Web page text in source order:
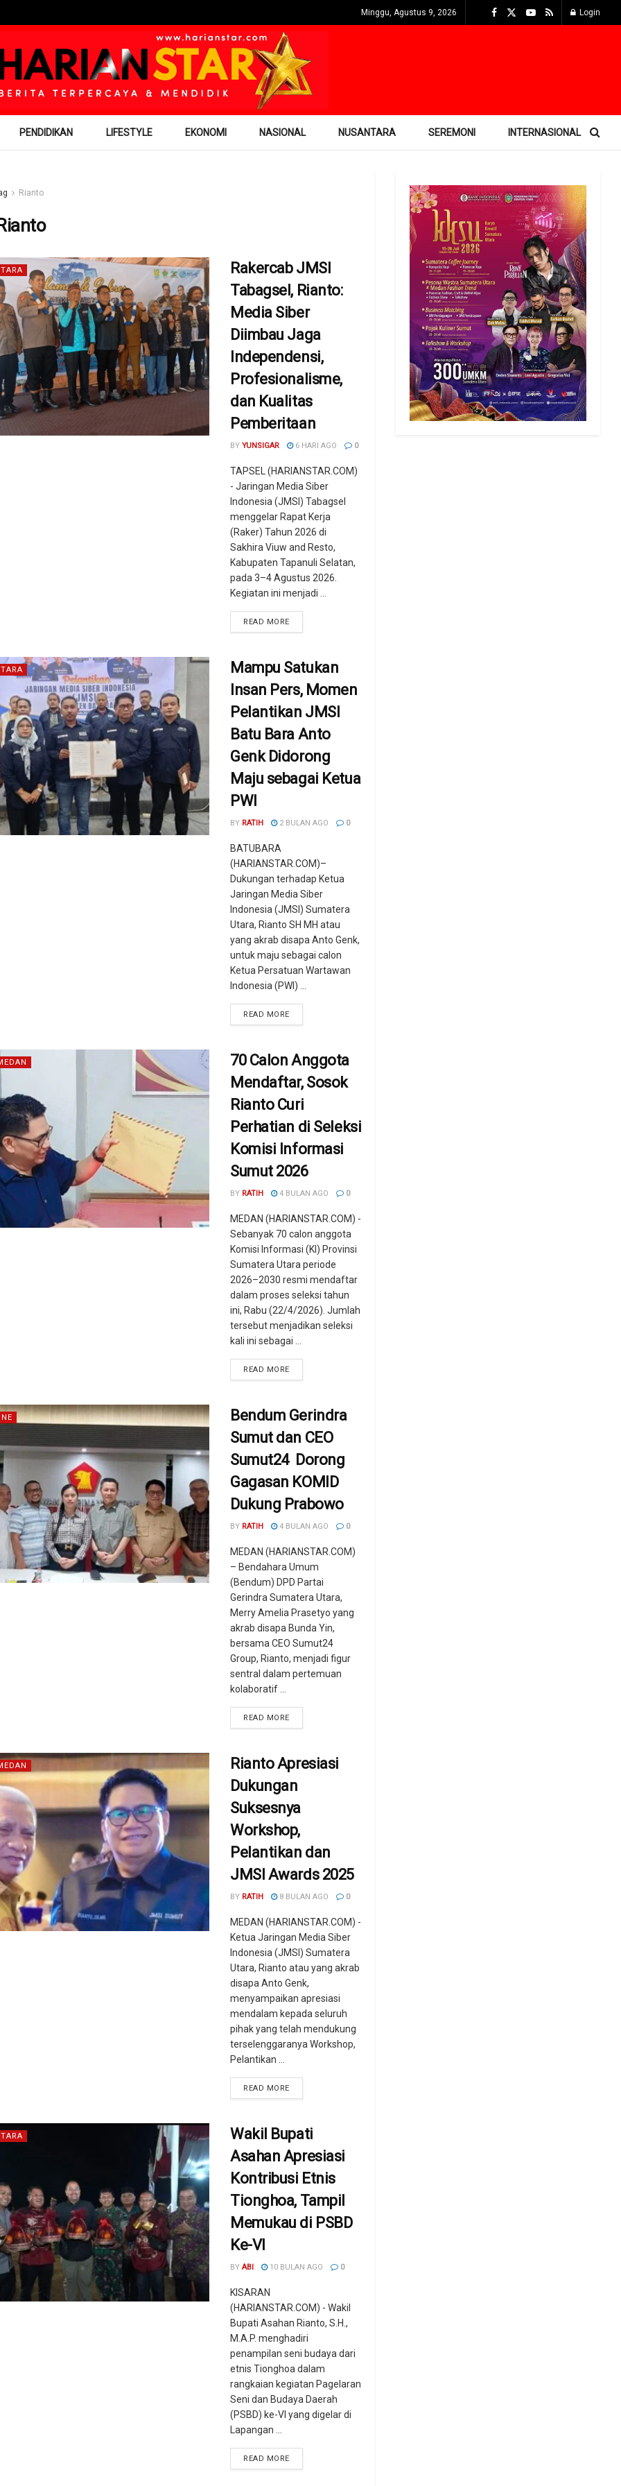
Minggu, Agustus 9, 2026 Login
PENDIDIKAN LIFESTYLE EKONOMI NASIONAL NUSANTARA SEREMONI INTERNASIONAL
Rianto
Rakercab JMSI
Tabagsel, Rianto:
Media Siber
Diimbau Jaga
Independensi,
Profesionalisme,
dan Kualitas
Pemberitaan
BY YUNSIGAR 6 HARI AGO 0
TAPSEL (HARIANSTAR.COM)
- Jaringan Media Siber
Indonesia (JMSI) Tabagsel
menggelar Rapat Kerja
(Raker) Tahun 2026 di
Sakhira Viuw and Resto,
Kabupaten Tapanuli Selatan,
pada 3–4 Agustus 2026.
Kegiatan ini menjadi ...
READ MORE
Mampu Satukan
Insan Pers, Momen
Pelantikan JMSI
Batu Bara Anto
Genk Didorong
Maju sebagai Ketua
PWI
BY RATIH 2 BULAN AGO 0
BATUBARA
(HARIANSTAR.COM)–
Dukungan terhadap Ketua
Jaringan Media Siber
Indonesia (JMSI) Sumatera
Utara, Rianto SH MH atau
yang akrab disapa Anto Genk,
untuk maju sebagai calon
Ketua Persatuan Wartawan
Indonesia (PWI) ...
READ MORE
70 Calon Anggota
Mendaftar, Sosok
Rianto Curi
Perhatian di Seleksi
Komisi Informasi
Sumut 2026
BY RATIH 4 BULAN AGO 0
MEDAN (HARIANSTAR.COM) -
Sebanyak 70 calon anggota
Komisi Informasi (KI) Provinsi
Sumatera Utara periode
2026–2030 resmi mendaftar
dalam proses seleksi tahun
ini, Rabu (22/4/2026). Jumlah
tersebut menjadikan seleksi
kali ini sebagai ...
READ MORE
Bendum Gerindra
Sumut dan CEO
Sumut24 Dorong
Gagasan KOMID
Dukung Prabowo
BY RATIH 4 BULAN AGO 0
MEDAN (HARIANSTAR.COM)
– Bendahara Umum
(Bendum) DPD Partai
Gerindra Sumatera Utara,
Merry Amelia Prasetyo yang
akrab disapa Bunda Yin,
bersama CEO Sumut24
Group, Rianto, menjadi figur
sentral dalam pertemuan
kolaboratif ...
READ MORE
Rianto Apresiasi
Dukungan
Suksesnya
Workshop,
Pelantikan dan
JMSI Awards 2025
BY RATIH 8 BULAN AGO 0
MEDAN (HARIANSTAR.COM) -
Ketua Jaringan Media Siber
Indonesia (JMSI) Sumatera
Utara, Rianto atau yang akrab
disapa Anto Genk,
menyampaikan apresiasi
mendalam kepada seluruh
pihak yang telah mendukung
terselenggaranya Workshop,
Pelantikan ...
READ MORE
Wakil Bupati
Asahan Apresiasi
Kontribusi Etnis
Tionghoa, Tampil
Memukau di PSBD
Ke-VI
BY ABI 10 BULAN AGO 0
KISARAN
(HARIANSTAR.COM) - Wakil
Bupati Asahan Rianto, S.H.,
M.A.P. menghadiri
penampilan seni budaya dari
etnis Tionghoa dalam
rangkaian kegiatan Pagelaran
Seni dan Budaya Daerah
(PSBD) ke-VI yang digelar di
Lapangan ...
READ MORE